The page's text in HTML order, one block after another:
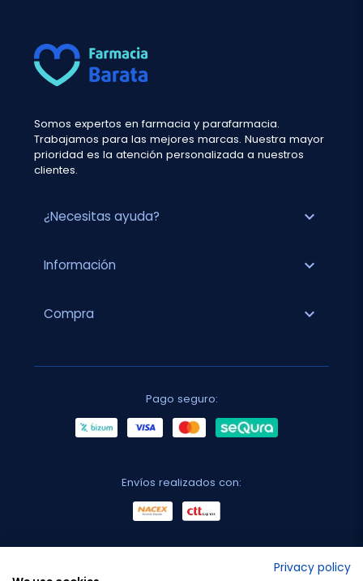
Somos expertos en farmacia y parafarmacia.
Trabajamos para las mejores marcas. Nuestra mayor
prioridad es la atención personalizada a nuestros
clientes.
¿Necesitas ayuda? expand_more
Información expand_more
Compra expand_more
Pago seguro:
Envíos realizados con:
Privacy policy